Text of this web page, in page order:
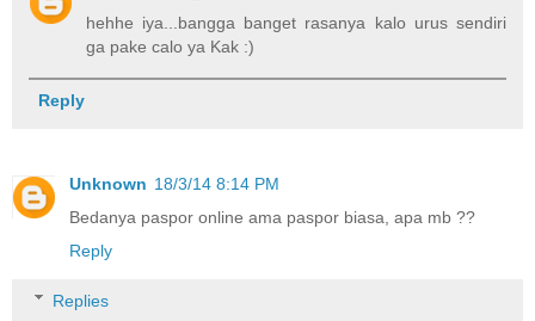
hehhe iya...bangga banget rasanya kalo urus sendiri
ga pake calo ya Kak :)
Reply
Unknown 18/3/14 8:14 PM
Bedanya paspor online ama paspor biasa, apa mb ??
Reply
Replies